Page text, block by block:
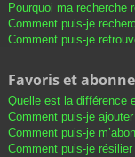
Pourquoi ma recherche
Comment puis-je
Comment puis-je
Favoris et
Quelle est la différence
Comment puis-je
Comment puis-je
Comment puis-je